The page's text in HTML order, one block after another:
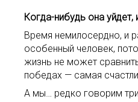
Когда-нибудь она
Время немилосердно, и
особенный человек,
жизнь не может
победах — самая
А мы… редко говорим